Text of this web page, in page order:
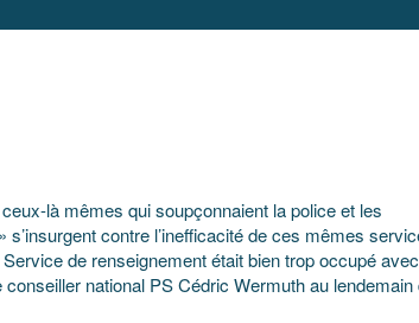
là mêmes qui soupçonnaient la police et les
contre l’inefficacité de ces mêmes
de renseignement était bien trop occupé
national PS Cédric Wermuth au lendemain